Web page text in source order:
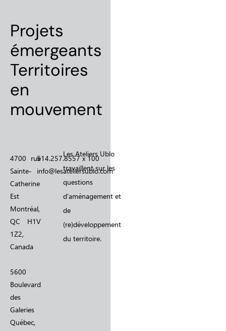
Projets
émergeants
Territoires
en
mouvement
4700 rue
Sainte-
Catherine
Est
Montréal,
QC H1V
1Z2,
Canada
5600
Boulevard
des
Galeries
Québec,
514.257.8557 x 100
info@lesateliersublo.com
Les Ateliers Ublo
travaillent sur les
questions
d'aménagement et
de
(re)développement
du territoire.